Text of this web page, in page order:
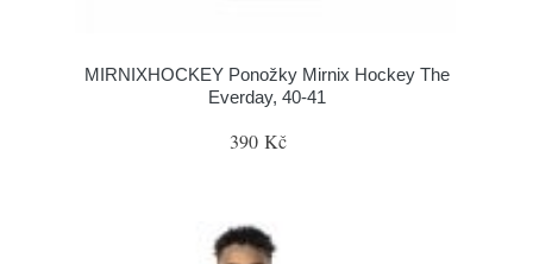
MIRNIXHOCKEY Ponožky Mirnix Hockey The
Everday, 40-41
390 Kč